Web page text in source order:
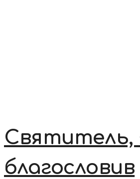
Святитель,
благословив